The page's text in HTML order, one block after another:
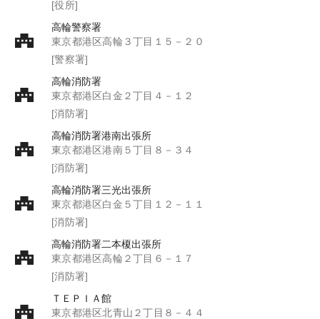
[役所]
高輪警察署
東京都港区高輪３丁目１５－２０
[警察署]
高輪消防署
東京都港区白金２丁目４－１２
[消防署]
高輪消防署港南出張所
東京都港区港南５丁目８－３４
[消防署]
高輪消防署三光出張所
東京都港区白金５丁目１２－１１
[消防署]
高輪消防署二本榎出張所
東京都港区高輪２丁目６－１７
[消防署]
ＴＥＰＩＡ館
東京都港区北青山２丁目８－４４